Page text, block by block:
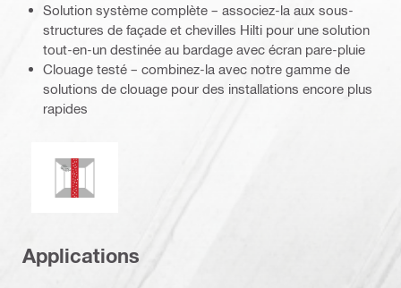
Solution système complète – associez-la aux sous-
structures de façade et chevilles Hilti pour une solution
tout-en-un destinée au bardage avec écran pare-pluie
Clouage testé – combinez-la avec notre gamme de
solutions de clouage pour des installations encore plus
rapides
Résistance aux champignons et moisissures
Applications